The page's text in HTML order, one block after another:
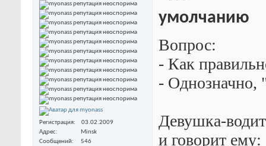
Регистрация
03.02.2009
Адрес
Minsk
Сообщений
546
Вопрос:
- Как
-
Девушка-
и говорит ему: